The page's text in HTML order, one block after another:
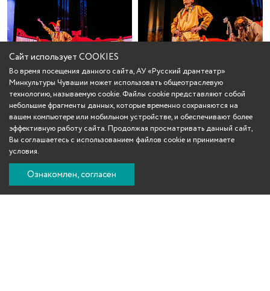
Сайт использует COOKIES
Во время посещения данного сайта, АУ «Русский драмтеатр»
Минкультуры Чувашии может использовать общеотраслевую
технологию, называемую cookie. Файлы cookie представляют собой
небольшие фрагменты данных, которые временно сохраняются на
вашем компьютере или мобильном устройстве, и обеспечивают более
эффективную работу сайта. Продолжая просматривать данный сайт,
Вы соглашаетесь с использованием файлов cookie и принимаете
условия.
Ознакомлен, согласен